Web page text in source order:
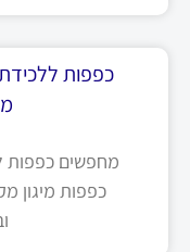
כפפות
מחפשים כפפות
כפפות מיגון